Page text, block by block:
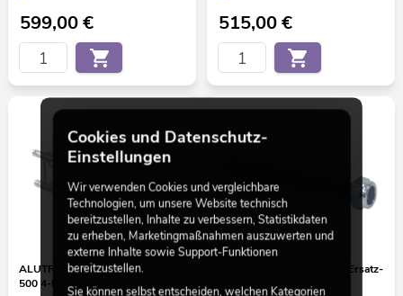
599,00€ 515,00€
ALUTRUSS QUADLOCK 6082-
500 4-Punkt-Traverse
ALUTRUSS QUICK-LOCK Ersatz-
Zapfen mit Mutter M8
Cookies und Datenschutz-
Einstellungen
Wir verwenden Cookies und vergleichbare
Technologien, um unsere Website technisch
bereitzustellen, Inhalte zu verbessern, Statistikdaten
zu erheben, Marketingmaßnahmen auszuwerten und
externe Inhalte sowie Support-Funktionen
bereitzustellen.
Sie können selbst entscheiden, welchen Kategorien